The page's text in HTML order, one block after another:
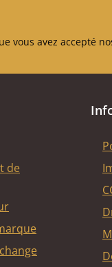
vous avez accepté
de